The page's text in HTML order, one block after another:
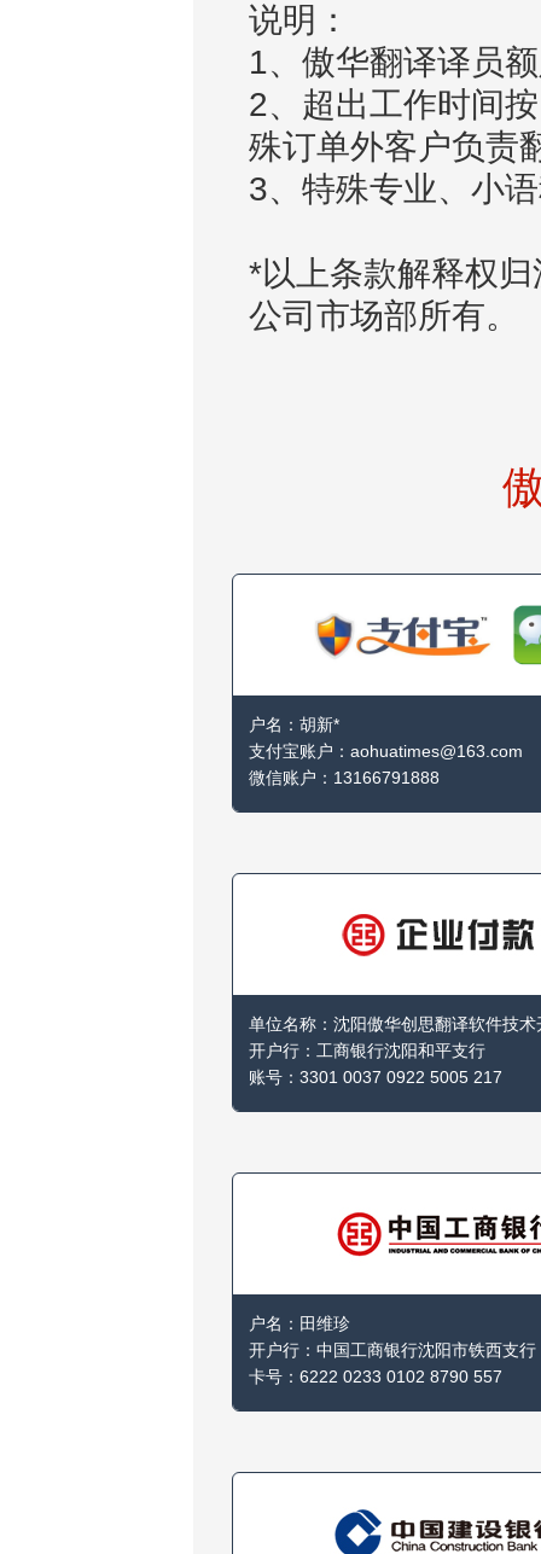
说明：
1、傲华翻译译员
2、超出工作时间
殊订单外客户负责
3、特殊专业、小
*以上条款解释权
公司市场部所有。
户名：胡新*
支付宝账户：aohuatimes@163.com
微信账户：13166791888
单位名称：沈阳傲华创思翻译软件技
开户行：工商银行沈阳和平支行
账号：3301 0037 0922 5005 217
户名：田维珍
开户行：中国工商银行沈阳市铁西支行
卡号：6222 0233 0102 8790 557